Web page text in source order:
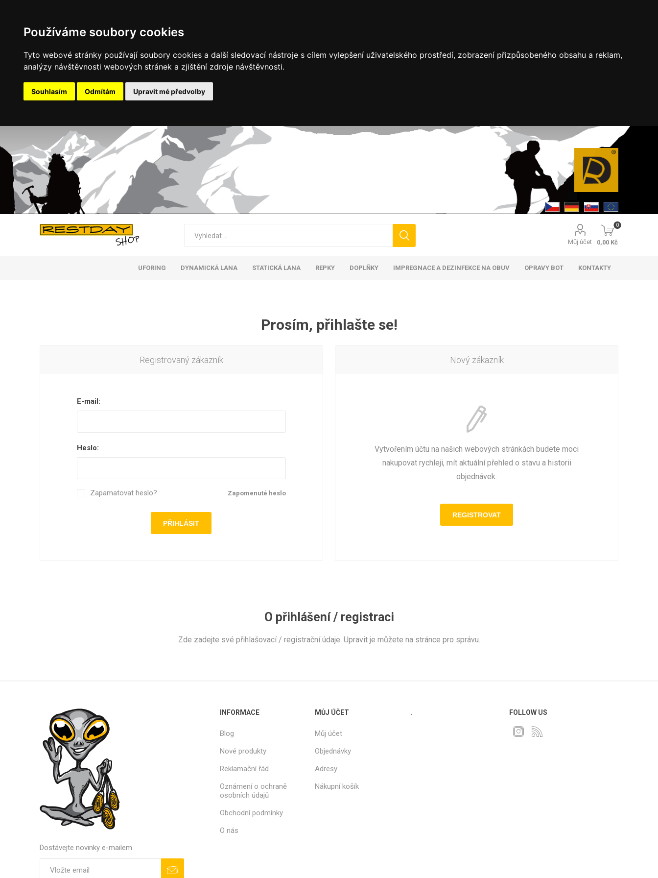
Používáme soubory cookies
Tyto webové stránky používají soubory cookies a další sledovací nástroje s cílem vylepšení uživatelského prostředí, zobrazení přizpůsobeného obsahu a reklam,
analýzy návštěvnosti webových stránek a zjištění zdroje návštěvnosti.
Souhlasím Odmítám Upravit mé předvolby
Můj účet
0
0,00 Kč
UFORING DYNAMICKÁ LANA STATICKÁ LANA REPKY DOPLŇKY IMPREGNACE A DEZINFEKCE NA OBUV OPRAVY BOT KONTAKTY
Prosím, přihlašte se!
Nový zákazník
Vytvořením účtu na našich webových stránkách budete moci
nakupovat rychleji, mít aktuální přehled o stavu a historii
objednávek.
Registrovaný zákazník
E-mail:
Heslo:
Zapomenuté heslo
Zapamatovat heslo?
O přihlášení / registraci
Zde zadejte své přihlašovací / registrační údaje. Upravit je můžete na stránce pro správu.
Dostávejte novinky e-mailem
INFORMACE
Blog
Nové produkty
Reklamační řád
Oznámení o ochraně
osobních údajů
Obchodní podmínky
O nás
MŮJ ÚČET
Můj účet
Objednávky
Adresy
Nákupní košík
. FOLLOW US